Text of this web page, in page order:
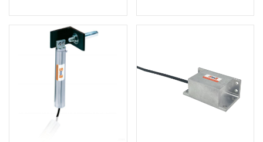
BSIL-C12C / C12D 系列（MEMS倾角计）
MORE
BSIL-C12G型高精度倾角计